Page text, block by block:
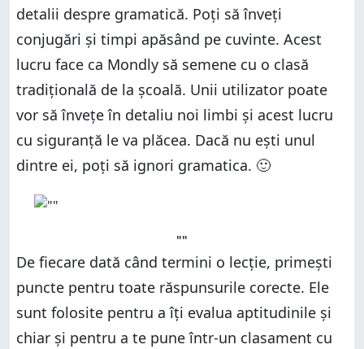
detalii despre gramatică. Poți să înveți
conjugări și timpi apăsând pe cuvinte. Acest
lucru face ca Mondly să semene cu o clasă
tradițională de la școală. Unii utilizator poate
vor să învețe în detaliu noi limbi și acest lucru
cu siguranță le va plăcea. Dacă nu ești unul
dintre ei, poți să ignori gramatica. 🙂
""
De fiecare dată când termini o lecție, primești
puncte pentru toate răspunsurile corecte. Ele
sunt folosite pentru a îți evalua aptitudinile și
chiar și pentru a te pune într-un clasament cu